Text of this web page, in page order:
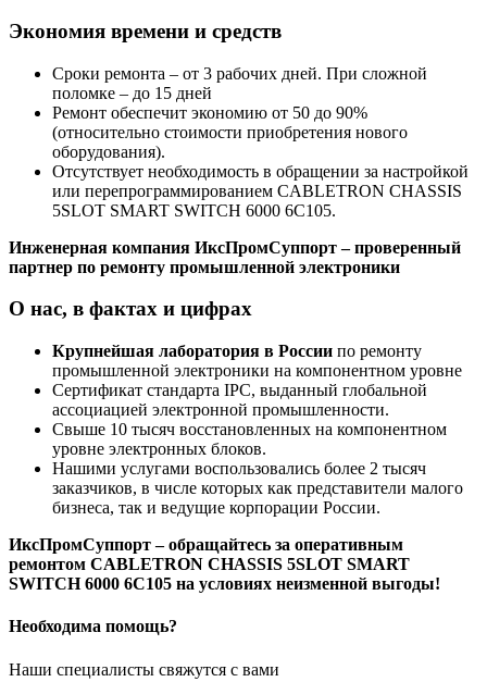
Экономия времени и средств
Сроки ремонта – от 3 рабочих дней. При сложной
поломке – до 15 дней
Ремонт обеспечит экономию от 50 до 90%
(относительно стоимости приобретения нового
оборудования).
Отсутствует необходимость в обращении за настройкой
или перепрограммированием CABLETRON CHASSIS
5SLOT SMART SWITCH 6000 6C105.
Инженерная компания ИксПромСуппорт – проверенный
партнер по ремонту промышленной электроники
О нас, в фактах и цифрах
Крупнейшая лаборатория в России по ремонту
промышленной электроники на компонентном уровне
Сертификат стандарта IPC, выданный глобальной
ассоциацией электронной промышленности.
Свыше 10 тысяч восстановленных на компонентном
уровне электронных блоков.
Нашими услугами воспользовались более 2 тысяч
заказчиков, в числе которых как представители малого
бизнеса, так и ведущие корпорации России.
ИксПромСуппорт – обращайтесь за оперативным
ремонтом CABLETRON CHASSIS 5SLOT SMART
SWITCH 6000 6C105 на условиях неизменной выгоды!
Необходима помощь?
Наши специалисты свяжутся с вами